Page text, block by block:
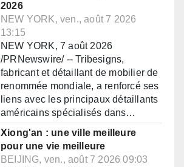
2026
NEW YORK, ven., août 7 2026
13:15
NEW YORK, 7 août 2026
/PRNewswire/ -- Tribesigns,
fabricant et détaillant de mobilier de
renommée mondiale, a renforcé ses
liens avec les principaux détaillants
américains spécialisés dans…
Xiong'an : une ville meilleure
pour une vie meilleure
BEIJING, ven., août 7 2026 09:03